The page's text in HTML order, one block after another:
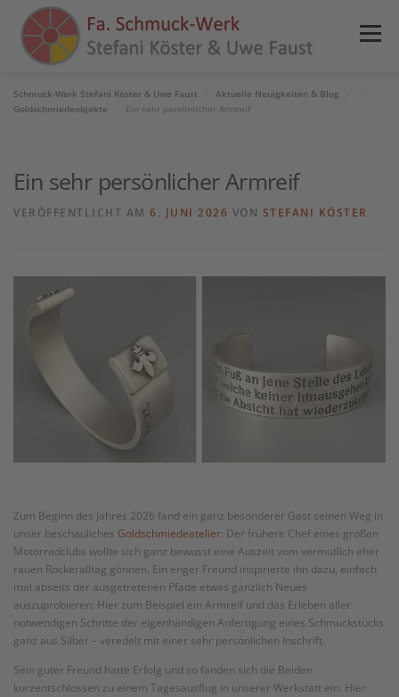
Inhalt
springen
Menü
HOME NEWS ANGEBOTE
PRESSE KONTAKT INFOS
Schmuck-Werk Stefani Köster & Uwe Faust
Aktuelle Neuigkeiten & Blog
Goldschmiedeobjekte
Ein sehr persönlicher Armreif
Ein sehr persönlicher Armreif
VERÖFFENTLICHT AM 6. JUNI 2026 VON STEFANI KÖSTER
Zum Beginn des Jahres 2026 fand ein ganz besonderer Gast seinen Weg in
unser beschauliches Goldschmiedeatelier: Der frühere Chef eines großen
Motorradclubs wollte sich ganz bewusst eine Auszeit vom vermutlich eher
rauen Rockeralltag gönnen. Ein enger Freund inspirierte ihn dazu, einfach
mal abseits der ausgetretenen Pfade etwas gänzlich Neues
auszuprobieren: Hier zum Beispiel ein Armreif und das Erleben aller
notwendigen Schritte der eigenhändigen Anfertigung eines Schmuckstücks
ganz aus Silber – veredelt mit einer sehr persönlichen Inschrift.
Sein guter Freund hatte Erfolg und so fanden sich die Beiden
kurzentschlossen zu einem Tagesausflug in unserer Werkstatt ein. Hier